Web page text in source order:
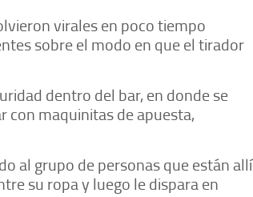
virales en poco tiempo
sobre el modo en que el tirador
dentro del bar, en donde se
con maquinitas de apuesta,
al grupo de personas que están allí
su ropa y luego le dispara en